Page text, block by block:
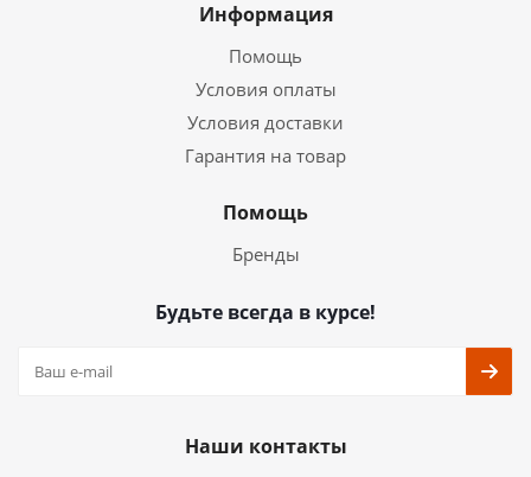
Информация
Помощь
Условия оплаты
Условия доставки
Гарантия на товар
Помощь
Бренды
Будьте всегда в курсе!
Наши контакты